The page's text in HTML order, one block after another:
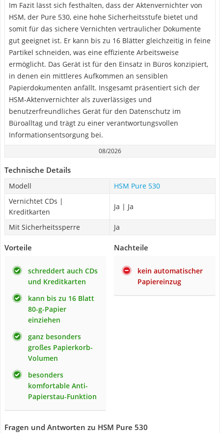
Im Fazit lässt sich festhalten, dass der Aktenvernichter von
HSM, der Pure 530, eine hohe Sicherheitsstufe bietet und
somit für das sichere Vernichten vertraulicher Dokumente
gut geeignet ist. Er kann bis zu 16 Blätter gleichzeitig in feine
Partikel schneiden, was eine effiziente Arbeitsweise
ermöglicht. Das Gerät ist für den Einsatz in Büros konzipiert,
in denen ein mittleres Aufkommen an sensiblen
Papierdokumenten anfällt. Insgesamt präsentiert sich der
HSM-Aktenvernichter als zuverlässiges und
benutzerfreundliches Gerät für den Datenschutz im
Büroalltag und trägt zu einer verantwortungsvollen
Informationsentsorgung bei.
08/2026
Technische Details
Modell
HSM Pure 530
Vernichtet CDs |
Kreditkarten
Ja | Ja
Mit Sicherheitssperre Ja
Vorteile
schreddert auch CDs
und Kreditkarten
kann bis zu 16 Blatt
80-g-Papier
einziehen
ganz besonders
großes Papierkorb-
Volumen
besonders
komfortable Anti-
Papierstau-Funktion
Nachteile
kein automatischer
Papiereinzug
Fragen und Antworten zu HSM Pure 530